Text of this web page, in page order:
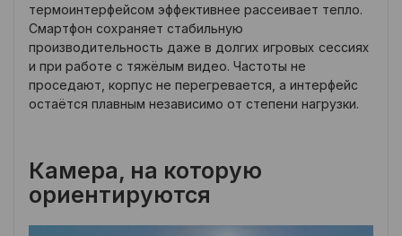
термоинтерфейсом эффективнее рассеивает тепло.
Смартфон сохраняет стабильную
производительность даже в долгих игровых сессиях
и при работе с тяжёлым видео. Частоты не
проседают, корпус не перегревается, а интерфейс
остаётся плавным независимо от степени нагрузки.
Камера, на которую
ориентируются